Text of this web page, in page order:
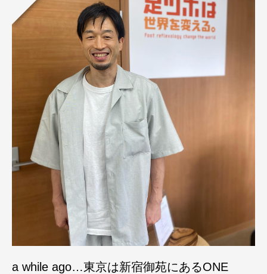
a while ago…東京は新宿御苑にあるONE